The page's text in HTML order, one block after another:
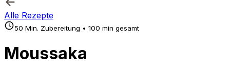
Alle Rezepte
50 Min. Zubereitung • 100 min gesamt
Moussaka